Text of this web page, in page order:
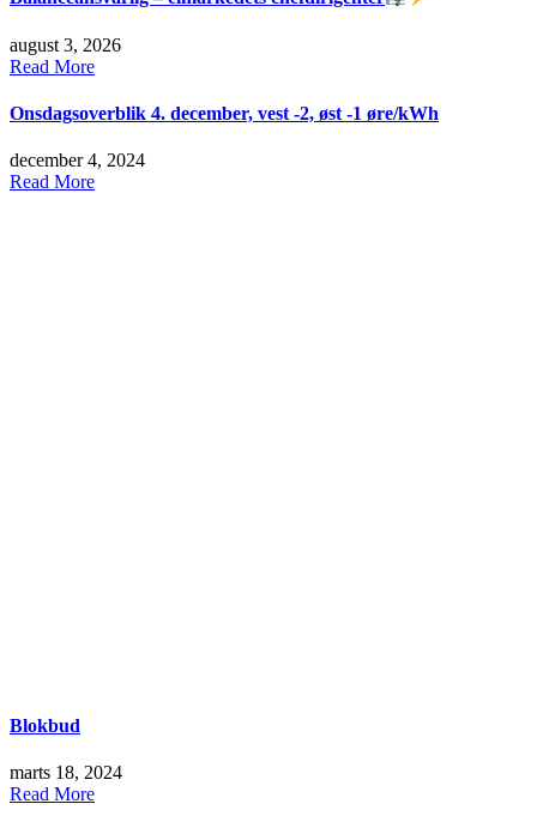
august 3, 2026
Read More
Onsdagsoverblik 4. december, vest -2, øst -1 øre/kWh
december 4, 2024
Read More
Blokbud
marts 18, 2024
Read More